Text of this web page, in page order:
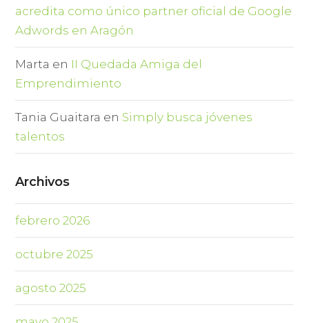
acredita como único partner oficial de Google
Adwords en Aragón
Marta en II Quedada Amiga del
Emprendimiento
Tania Guaitara en Simply busca jóvenes
talentos
Archivos
febrero 2026
octubre 2025
agosto 2025